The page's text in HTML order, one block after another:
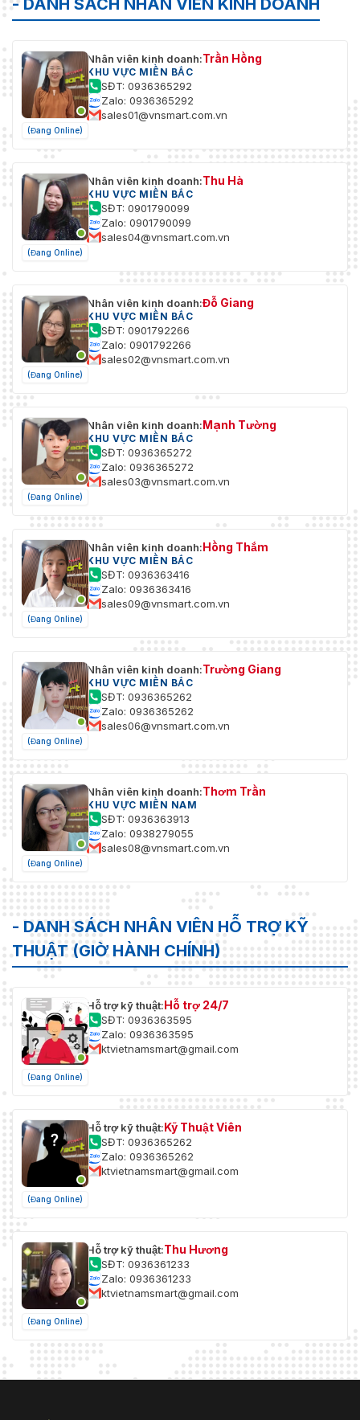
- DANH SÁCH NHÂN VIÊN KINH DOANH
(Đang Online)
Nhân viên kinh doanh:Trần Hồng
KHU VỰC MIỀN BẮC
SĐT: 0936365292
Zalo: 0936365292
sales01@vnsmart.com.vn
(Đang Online)
Nhân viên kinh doanh:Thu Hà
KHU VỰC MIỀN BẮC
SĐT: 0901790099
Zalo: 0901790099
sales04@vnsmart.com.vn
(Đang Online)
Nhân viên kinh doanh:Đỗ Giang
KHU VỰC MIỀN BẮC
SĐT: 0901792266
Zalo: 0901792266
sales02@vnsmart.com.vn
(Đang Online)
Nhân viên kinh doanh:Mạnh Tường
KHU VỰC MIỀN BẮC
SĐT: 0936365272
Zalo: 0936365272
sales03@vnsmart.com.vn
(Đang Online)
Nhân viên kinh doanh:Hồng Thắm
KHU VỰC MIỀN BẮC
SĐT: 0936363416
Zalo: 0936363416
sales09@vnsmart.com.vn
(Đang Online)
Nhân viên kinh doanh:Trường Giang
KHU VỰC MIỀN BẮC
SĐT: 0936365262
Zalo: 0936365262
sales06@vnsmart.com.vn
(Đang Online)
Nhân viên kinh doanh:Thơm Trần
KHU VỰC MIỀN NAM
SĐT: 0936363913
Zalo: 0938279055
sales08@vnsmart.com.vn
- DANH SÁCH NHÂN VIÊN HỖ TRỢ KỸ
THUẬT (GIỜ HÀNH CHÍNH)
(Đang Online)
Hỗ trợ kỹ thuật:Hỗ trợ 24/7
SĐT: 0936363595
Zalo: 0936363595
ktvietnamsmart@gmail.com
(Đang Online)
Hỗ trợ kỹ thuật:Kỹ Thuật Viên
SĐT: 0936365262
Zalo: 0936365262
ktvietnamsmart@gmail.com
(Đang Online)
Hỗ trợ kỹ thuật:Thu Hương
SĐT: 0936361233
Zalo: 0936361233
ktvietnamsmart@gmail.com